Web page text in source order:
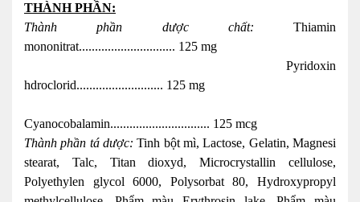
THÀNH PHẦN:
Thành phần dược chất: Thiamin
mononitrat.............................. 125 mg
Pyridoxin
hdroclorid........................... 125 mg
Cyanocobalamin............................... 125 mcg
Thành phần tá dược: Tinh bột mì, Lactose, Gelatin, Magnesi
stearat, Talc, Titan dioxyd, Microcrystallin cellulose,
Polyethylen glycol 6000, Polysorbat 80, Hydroxypropyl